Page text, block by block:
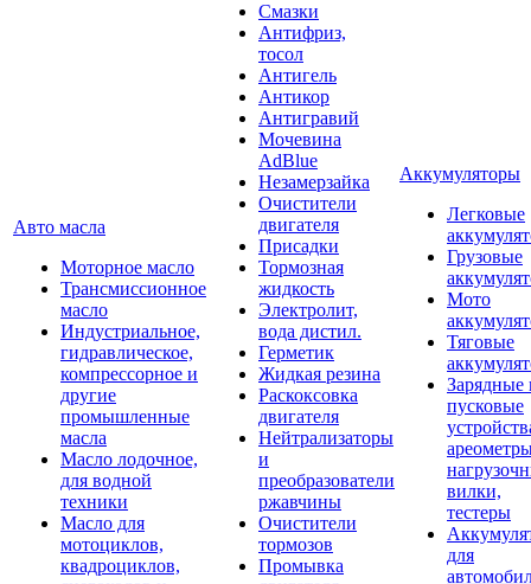
Авто масла
Моторное масло
Трансмиссионное
масло
Индустриальное,
гидравлическое,
компрессорное и
другие
промышленные
масла
Масло лодочное,
для водной
техники
Масло для
мотоциклов,
квадроциклов,
Смазки
Антифриз,
тосол
Антигель
Антикор
Антигравий
Мочевина
AdBlue
Незамерзайка
Очистители
двигателя
Присадки
Тормозная
жидкость
Электролит,
вода дистил.
Герметик
Жидкая резина
Раскоксовка
двигателя
Нейтрализаторы
и
преобразователи
ржавчины
Очистители
тормозов
Промывка
Аккумуляторы
Легковые
Грузовые
Мото
Тяговые
Зарядные
пусковые
вилки,
тестеры
для